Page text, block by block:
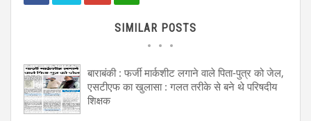
SIMILAR POSTS
बाराबंकी : फर्जी मार्कशीट लगाने वाले पिता-पुत्र को जेल,
एसटीएफ का खुलासा : गलत तरीके से बने थे परिषदीय
शिक्षक